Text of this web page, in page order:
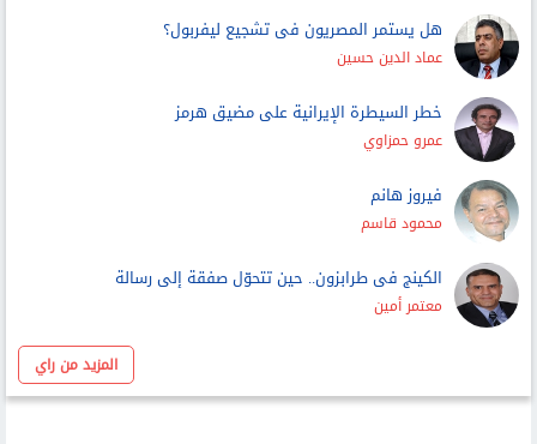
هل يستمر المصريون فى تشجيع ليفربول؟
عماد الدين حسين
خطر السيطرة الإيرانية على مضيق هرمز
عمرو حمزاوي
فيروز هانم
محمود قاسم
الكينج فى طرابزون.. حين تتحوّل صفقة إلى رسالة
معتمر أمين
المزيد من راي